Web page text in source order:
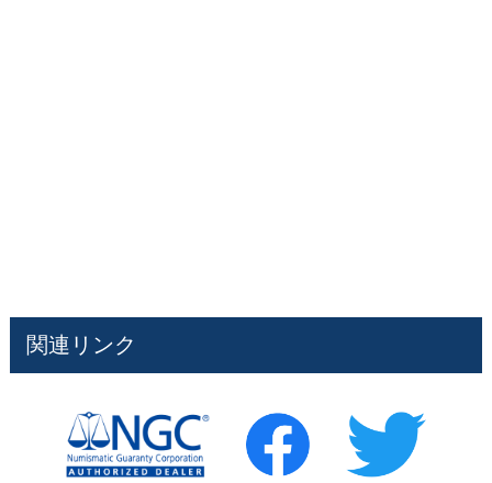
関連リンク